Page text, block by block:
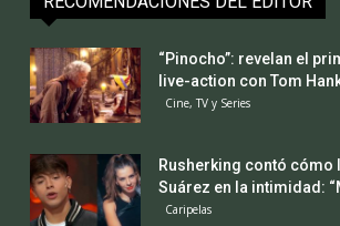
“Pinocho”: revelan el
live-action con Tom
Cine, TV y Series
Rusherking contó cómo
Suárez en la intimidad:
Caripelas